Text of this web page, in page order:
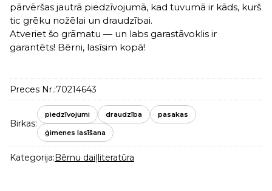
pārvēršas jautrā piedzīvojumā, kad tuvumā ir kāds, kurš
tic grēku nožēlai un draudzībai.
Atveriet šo grāmatu — un labs garastāvoklis ir
garantēts! Bērni, lasīsim kopā!
Preces Nr.:70214643
Birkas:
piedzīvojumi draudzība pasakas
ģimenes lasīšana
Kategorija:Bērnu daiļliteratūra